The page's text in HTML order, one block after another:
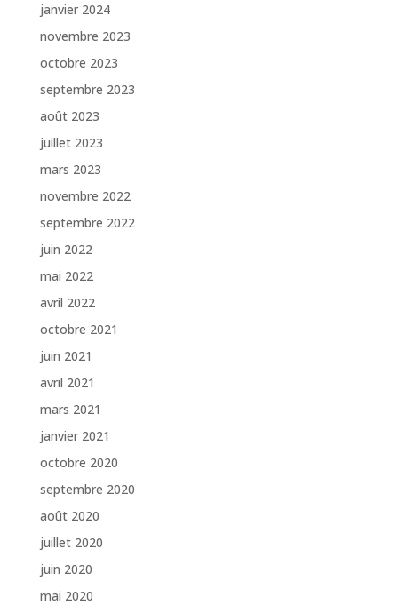
janvier 2024
novembre 2023
octobre 2023
septembre 2023
août 2023
juillet 2023
mars 2023
novembre 2022
septembre 2022
juin 2022
mai 2022
avril 2022
octobre 2021
juin 2021
avril 2021
mars 2021
janvier 2021
octobre 2020
septembre 2020
août 2020
juillet 2020
juin 2020
mai 2020